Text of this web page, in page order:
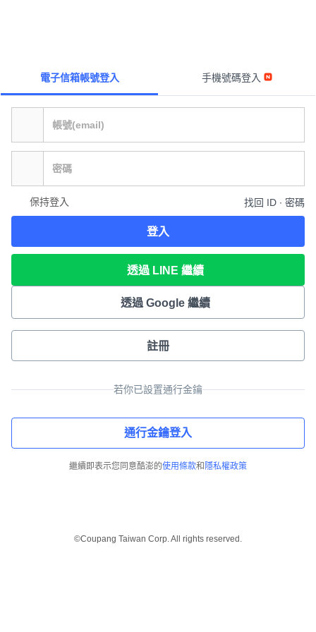
電子信箱帳號登入 手機號碼登入
保持登入 找回 ID ∙ 密碼
登入
透過 LINE 繼續
透過 Google 繼續
註冊
若你已設置通行金鑰
通行金鑰登入
繼續即表示您同意酷澎的使用條款和 隱私權政策
©Coupang Taiwan Corp. All rights reserved.